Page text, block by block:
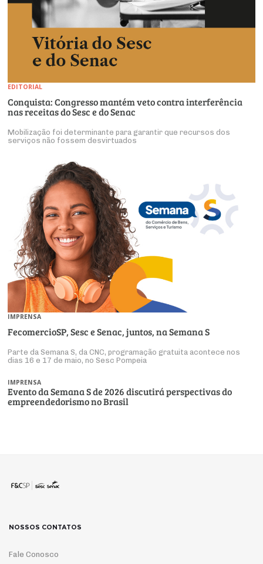
EDITORIAL
Conquista: Congresso mantém veto contra interferência
nas receitas do Sesc e do Senac
Mobilização foi determinante para garantir que recursos dos
serviços não fossem desvirtuados
IMPRENSA
FecomercioSP, Sesc e Senac, juntos, na Semana S
Parte da Semana S, da CNC, programação gratuita acontece nos
dias 16 e 17 de maio, no Sesc Pompeia
IMPRENSA
Evento da Semana S de 2026 discutirá perspectivas do
empreendedorismo no Brasil
NOSSOS CONTATOS
Fale Conosco